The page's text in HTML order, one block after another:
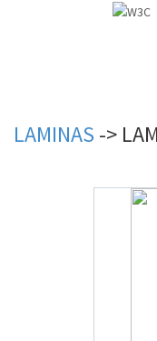
LAMINAS ->